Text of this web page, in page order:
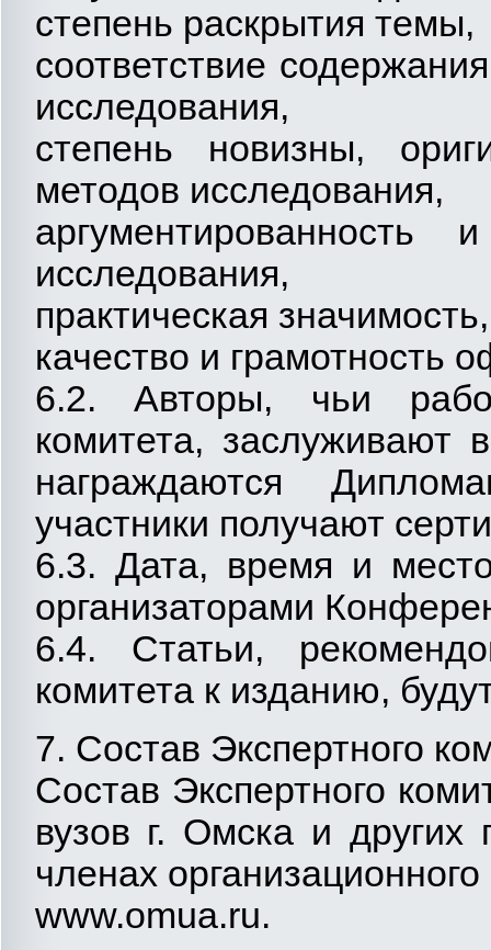
степень раскрытия темы,
соответствие
исследования,
степень новизны,
методов исследования,
аргументированность
исследования,
практическая значимость,
качество и грамотность
6.2. Авторы, чьи
комитета, заслуживают
награждаются
участники получают
6.3. Дата, время и
организаторами
6.4. Статьи,
комитета к изданию,
7. Состав Экспертного
Состав Экспертного
вузов г. Омска и
членах
www.omuа.ru.